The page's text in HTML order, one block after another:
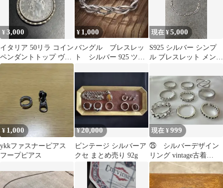
¥3,000
イタリア 50リラ コイン
ペンダントトップ ヴィ
ンテージ シルバー925
¥ 1,000
バングル ブレスレッ
ト シルバー 925 ツイ
現在 ¥5,000
S925 シルバー シンプ
ル ブレスレット メンズ
ージ
¥ 1,000
ykkファスナーピアス
フープピアス
¥20,000
ビンテージ シルバーア
クセ まとめ売り 92g
現在 ¥999
㉕ シルバーデザイン
リング vintage古着
archive y2kヴィンテー
ジ